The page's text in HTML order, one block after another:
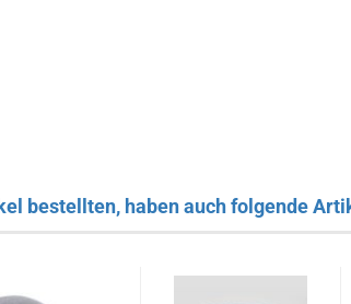
bestellten, haben auch folgende